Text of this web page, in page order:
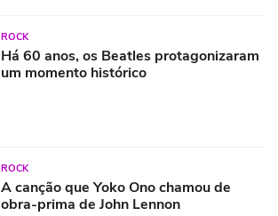
ROCK
Há 60 anos, os Beatles protagonizaram
um momento histórico
ROCK
A canção que Yoko Ono chamou de
obra-prima de John Lennon